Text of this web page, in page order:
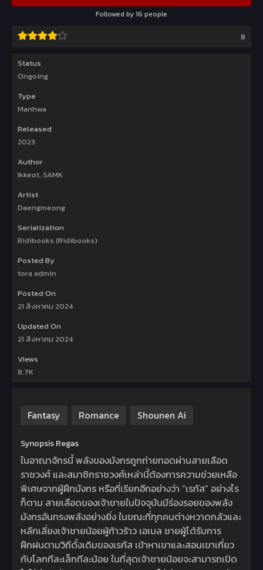
Followed by 16 people
8
Status
Ongoing
Type
Manhwa
Released
2023
Author
Ikkeot, SAMK
Artist
Daengmeong
Serialization
Ridibooks (Ridibooks)
Posted By
tora admin
Posted On
21 สิงหาคม 2024
Updated On
21 สิงหาคม 2024
Views
8.7K
Fantasy Romance Shounen Ai
Synopsis Regas
ในอาณาจักรนี้ พลังของมังกรถูกถ่ายทอดผ่านสายเลือด
ราชวงศ์ และสมาชิกราชวงศ์เหล่านี้ต้องการความช่วยเหลือ
พิเศษจากผู้ฝึกมังกร หรือที่เรียกอีกอย่างว่า “เรกัส” อย่างไร
ก็ตาม สายเลือดของเจ้าชายในปัจจุบันมีร่องรอยของพลัง
มังกรอันทรงพลังอย่างยิ่ง ในขณะที่ทุกคนต่างหวาดกลัวและ
หลีกเลี่ยงเจ้าชายน้อยผู้ก้าวร้าว เอเบล ชายผู้ได้รับการ
ฝึกฝนตามวิถีดั้งเดิมของเรกัส เข้าหาเขาและสอนเขาเกี่ยว
กับโลกทีละเล็กทีละน้อย ในที่สุดเจ้าชายน้อยจะสามารถเปิด